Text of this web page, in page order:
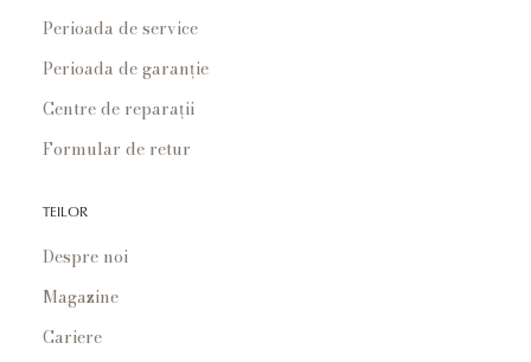
Perioada de service
Perioada de garanție
Centre de reparații
Formular de retur
TEILOR
Despre noi
Magazine
Cariere